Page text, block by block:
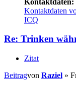
Kontaktdaten
ICQ
Re: Trinken
Zitat
Beitragvon Raziel »